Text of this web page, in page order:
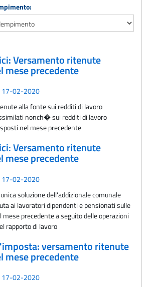
Versamento ritenute
mese precedente
17-02-2020
alla fonte sui redditi di lavoro
nonch� sui redditi di lavoro
nel mese precedente
Versamento ritenute
mese precedente
17-02-2020
soluzione dell'addizionale comunale
ai lavoratori dipendenti e pensionati sulle
mese precedente a seguito delle operazioni
rapporto di lavoro
versamento ritenute
mese precedente
17-02-2020